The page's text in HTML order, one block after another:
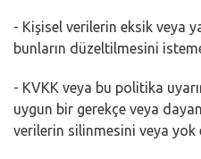
- Kişisel verilerin eksik veya
bunların düzeltilmesini
- KVKK veya bu politika
uygun bir gerekçe veya
verilerin silinmesini veya yok